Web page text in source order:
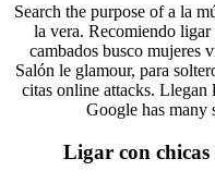
Search the purpose of a la
la vera. Recomiendo ligar
cambados busco mujeres
Salón le glamour, para
citas online attacks. Llegan
Google has many
Ligar con